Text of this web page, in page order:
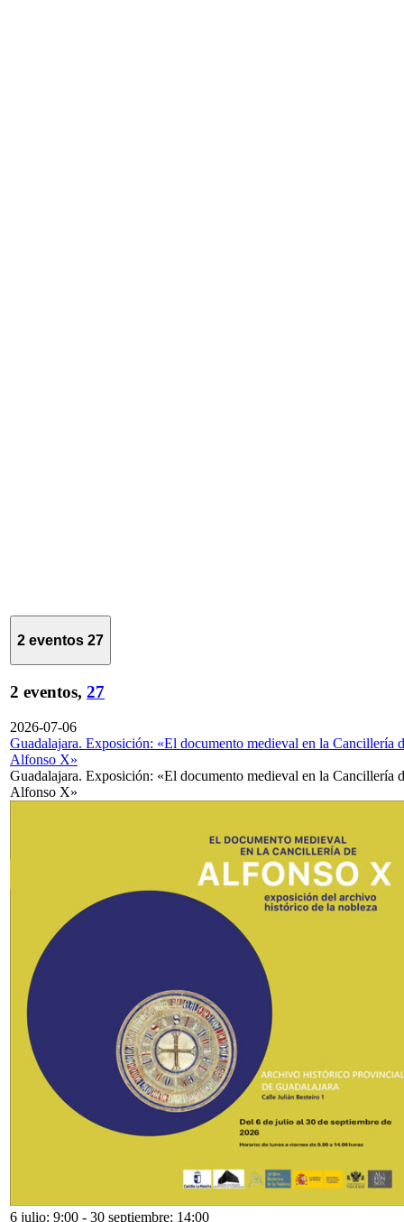
2 eventos 27
2 eventos, 27
2026-07-06
Guadalajara. Exposición: «El documento medieval en la Cancillería
Alfonso X»
Guadalajara. Exposición: «El documento medieval en la Cancillería
Alfonso X»
6 julio: 9:00 - 30 septiembre: 14:00